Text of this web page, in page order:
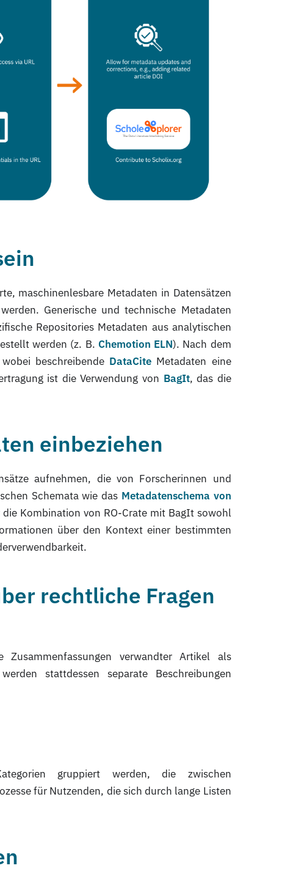
maschinenlesbare Metadaten in Datensätzen
Generische und technische Metadaten
Repositories Metadaten aus analytischen
werden (z. B. Chemotion ELN). Nach dem
beschreibende DataCite Metadaten eine
ist die Verwendung von BagIt, das die
einbeziehen
aufnehmen, die von Forscherinnen und
Schemata wie das Metadatenschema von
Kombination von RO-Crate mit BagIt sowohl
über den Kontext einer bestimmten
rechtliche Fragen
verwandter Artikel als
stattdessen separate Beschreibungen
gruppiert werden, die zwischen
für Nutzenden, die sich durch lange Listen